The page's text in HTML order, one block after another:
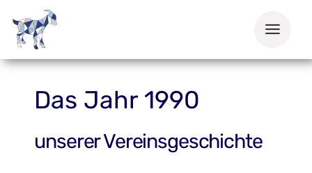
Inhalt
springen
Das Jahr 1990
unserer Vereinsgeschichte